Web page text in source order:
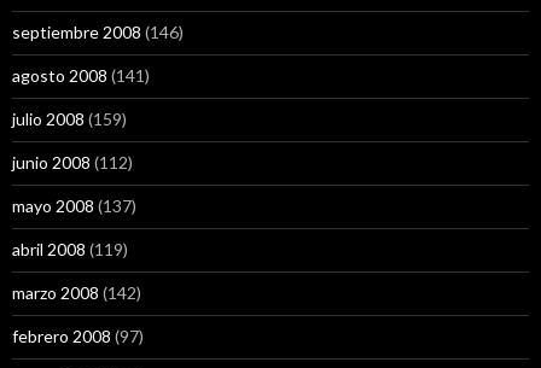
septiembre 2008 (146)
agosto 2008 (141)
julio 2008 (159)
junio 2008 (112)
mayo 2008 (137)
abril 2008 (119)
marzo 2008 (142)
febrero 2008 (97)